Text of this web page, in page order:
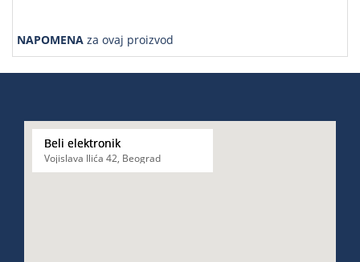
NAPOMENA za ovaj proizvod
Beli elektronik
Vojislava Ilića 42, Beograd